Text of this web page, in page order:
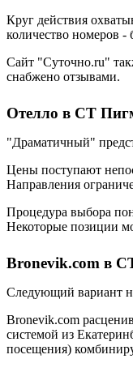
Круг действия
количество номеров -
Сайт "Суточно.ru"
снабжено отзывами.
Отелло в СТ
"Драматичный"
Цены поступают
Направления
Процедура выбора
Некоторые позиции
Bronevik.com в
Следующий вариант
Bronevik.com
системой из
посещения)